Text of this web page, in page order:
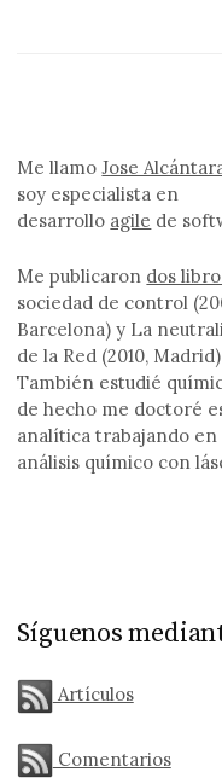
Me llamoJose
soy especialista en
desarrollo agile de
Me publicaron dos
sociedad de control
Barcelona) y La
de la Red (2010,
También estudié
de hecho me doctoré
analítica trabajando
análisis químico con
Síguenos
Artículos
Comentarios